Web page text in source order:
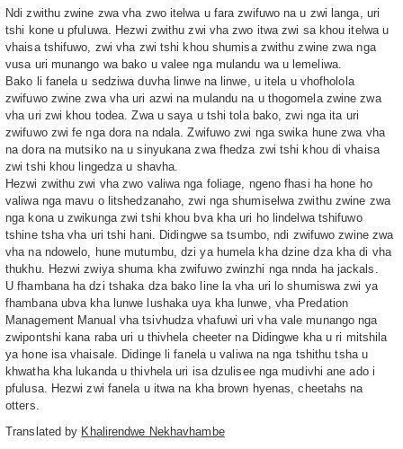
Ndi zwithu zwine zwa vha zwo itelwa u fara zwifuwo na u zwi langa, uri
tshi kone u pfuluwa. Hezwi zwithu zwi vha zwo itwa zwi sa khou itelwa u
vhaisa tshifuwo, zwi vha zwi tshi khou shumisa zwithu zwine zwa nga
vusa uri munango wa bako u valee nga mulandu wa u lemeliwa.
Bako li fanela u sedziwa duvha linwe na linwe, u itela u vhofholola
zwifuwo zwine zwa vha uri azwi na mulandu na u thogomela zwine zwa
vha uri zwi khou todea. Zwa u saya u tshi tola bako, zwi nga ita uri
zwifuwo zwi fe nga dora na ndala. Zwifuwo zwi nga swika hune zwa vha
na dora na mutsiko na u sinyukana zwa fhedza zwi tshi khou di vhaisa
zwi tshi khou lingedza u shavha.
Hezwi zwithu zwi vha zwo valiwa nga foliage, ngeno fhasi ha hone ho
valiwa nga mavu o litshedzanaho, zwi nga shumiselwa zwithu zwine zwa
nga kona u zwikunga zwi tshi khou bva kha uri ho lindelwa tshifuwo
tshine tsha vha uri tshi hani. Didingwe sa tsumbo, ndi zwifuwo zwine zwa
vha na ndowelo, hune mutumbu, dzi ya humela kha dzine dza kha di vha
thukhu. Hezwi zwiya shuma kha zwifuwo zwinzhi nga nnda ha jackals.
U fhambana ha dzi tshaka dza bako line la vha uri lo shumiswa zwi ya
fhambana ubva kha lunwe lushaka uya kha lunwe, vha Predation
Management Manual vha tsivhudza vhafuwi uri vha vale munango nga
zwipontshi kana raba uri u thivhela cheeter na Didingwe kha u ri mitshila
ya hone isa vhaisale. Didinge li fanela u valiwa na nga tshithu tsha u
khwatha kha lukanda u thivhela uri isa dzulisee nga mudivhi ane ado i
pfulusa. Hezwi zwi fanela u itwa na kha brown hyenas, cheetahs na
otters.
Translated by Khalirendwe Nekhavhambe